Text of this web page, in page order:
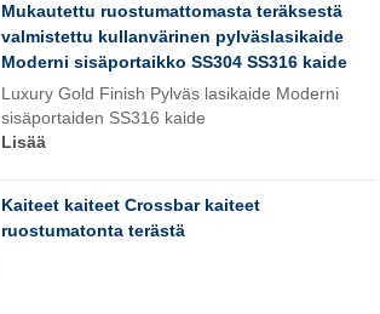
Mukautettu ruostumattomasta teräksestä
valmistettu kullanvärinen pylväslasikaide
Moderni sisäportaikko SS304 SS316 kaide
Luxury Gold Finish Pylväs lasikaide Moderni
sisäportaiden SS316 kaide
Lisää
Kaiteet kaiteet Crossbar kaiteet
ruostumatonta terästä